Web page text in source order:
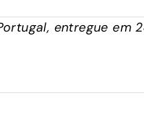
entregue em